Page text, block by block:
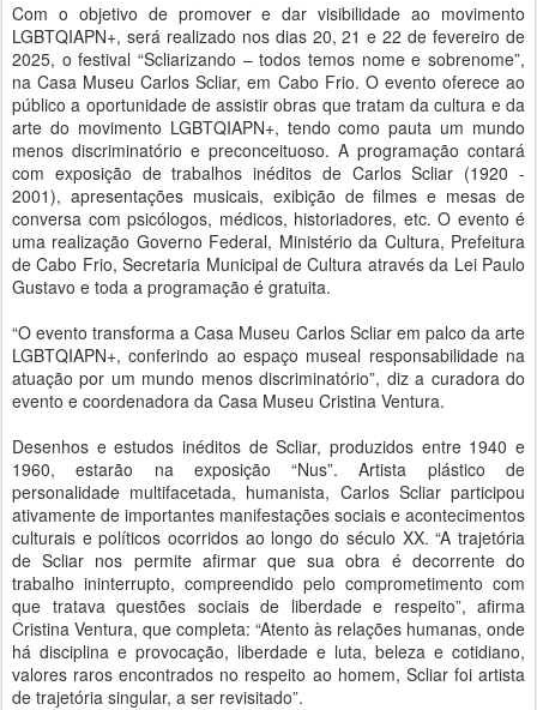
Com o objetivo de promover e dar visibilidade ao movimento
LGBTQIAPN+, será realizado nos dias 20, 21 e 22 de fevereiro de
2025, o festival “Scliarizando – todos temos nome e sobrenome”,
na Casa Museu Carlos Scliar, em Cabo Frio. O evento oferece ao
público a oportunidade de assistir obras que tratam da cultura e da
arte do movimento LGBTQIAPN+, tendo como pauta um mundo
menos discriminatório e preconceituoso. A programação contará
com exposição de trabalhos inéditos de Carlos Scliar (1920 -
2001), apresentações musicais, exibição de filmes e mesas de
conversa com psicólogos, médicos, historiadores, etc. O evento é
uma realização Governo Federal, Ministério da Cultura, Prefeitura
de Cabo Frio, Secretaria Municipal de Cultura através da Lei Paulo
Gustavo e toda a programação é gratuita.
“O evento transforma a Casa Museu Carlos Scliar em palco da arte
LGBTQIAPN+, conferindo ao espaço museal responsabilidade na
atuação por um mundo menos discriminatório”, diz a curadora do
evento e coordenadora da Casa Museu Cristina Ventura.
Desenhos e estudos inéditos de Scliar, produzidos entre 1940 e
1960, estarão na exposição “Nus”. Artista plástico de
personalidade multifacetada, humanista, Carlos Scliar participou
ativamente de importantes manifestações sociais e acontecimentos
culturais e políticos ocorridos ao longo do século XX. “A trajetória
de Scliar nos permite afirmar que sua obra é decorrente do
trabalho ininterrupto, compreendido pelo comprometimento com
que tratava questões sociais de liberdade e respeito”, afirma
Cristina Ventura, que completa: “Atento às relações humanas, onde
há disciplina e provocação, liberdade e luta, beleza e cotidiano,
valores raros encontrados no respeito ao homem, Scliar foi artista
de trajetória singular, a ser revisitado”.